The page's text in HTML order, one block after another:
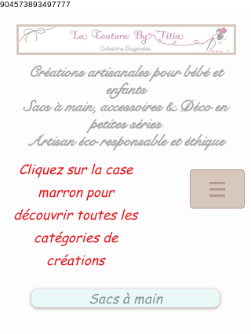
904573893497777
Créations artisanales pour bébé et
enfants
Sacs à main, accessoires & Déco en
petites séries
Artisan éco responsable et éthique
Cliquez sur la case
marron pour
découvrir toutes les
catégories de
créations
Sacs à main